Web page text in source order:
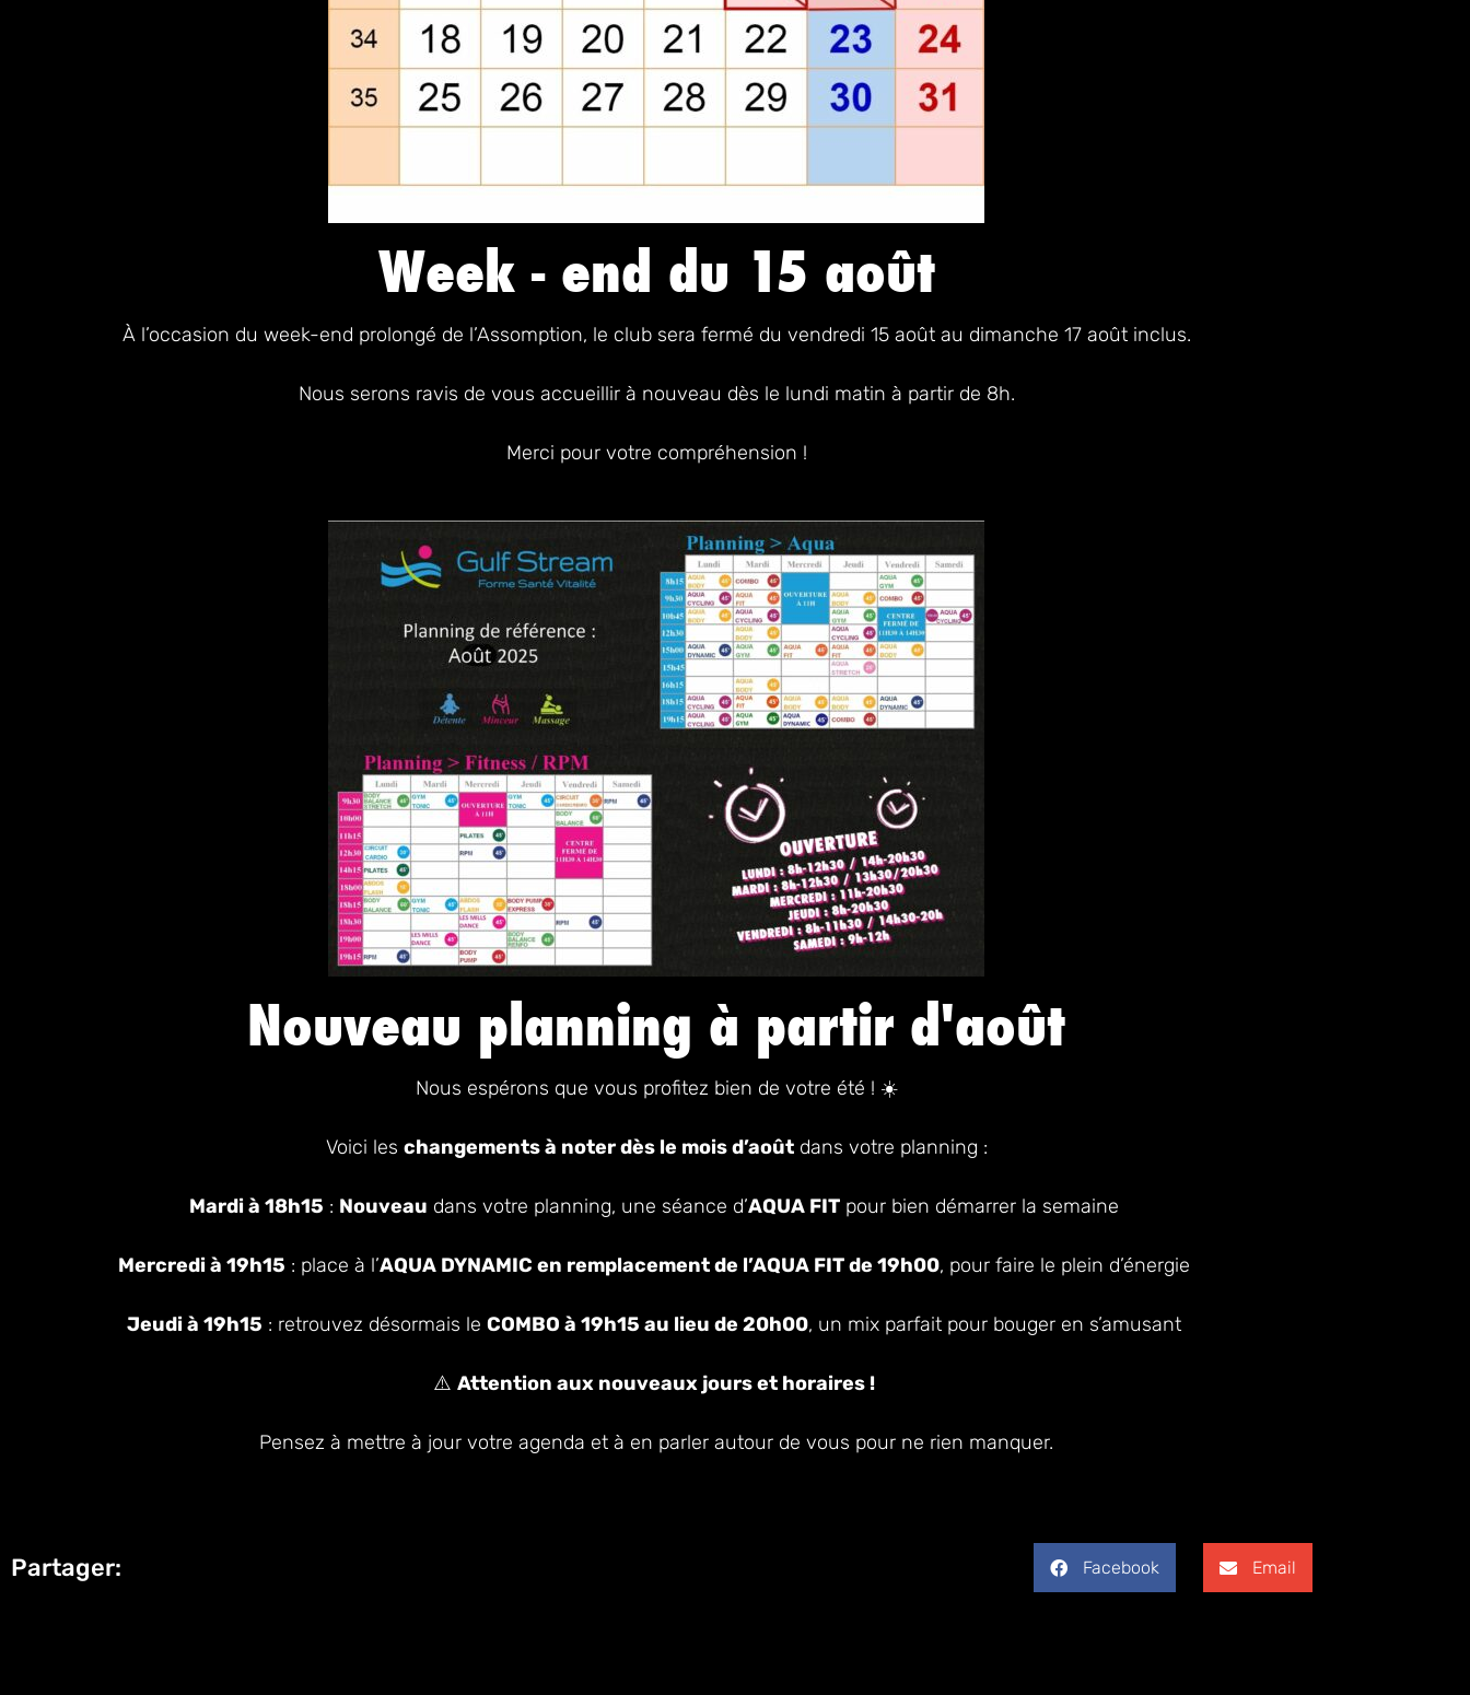
Week - end du 15 août
À l’occasion du week-end prolongé de l’Assomption, le club sera fermé du vendredi 15 août au dimanche 17 août inclus.
Nous serons ravis de vous accueillir à nouveau dès le lundi matin à partir de 8h.
Merci pour votre compréhension !
Nouveau planning à partir d'août
Nous espérons que vous profitez bien de votre été ! ☀️
Voici les changements à noter dès le mois d’aoûtdans votre planning :
Mardi à 18h15 : Nouveau dans votre planning, une séance d’AQUA FITpour bien démarrer la semaine
Mercredi à 19h15 : place à l’AQUA DYNAMIC en remplacement de l’AQUA FIT de 19h00, pour faire le plein d’énergie
Jeudi à 19h15 : retrouvez désormais le COMBO à 19h15 au lieu de 20h00, un mix parfait pour bouger en s’amusant
⚠️ Attention aux nouveaux jours et horaires !
Pensez à mettre à jour votre agenda et à en parler autour de vous pour ne rien manquer.
Partager: Facebook Email